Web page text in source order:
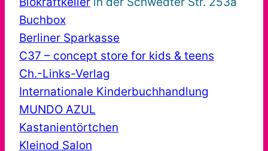
Buchbox
Berliner Sparkasse
C37 – concept store for kids & teens
Ch.-Links-Verlag
Internationale Kinderbuchhandlung
MUNDO AZUL
Kastanientörtchen
Kleinod Salon